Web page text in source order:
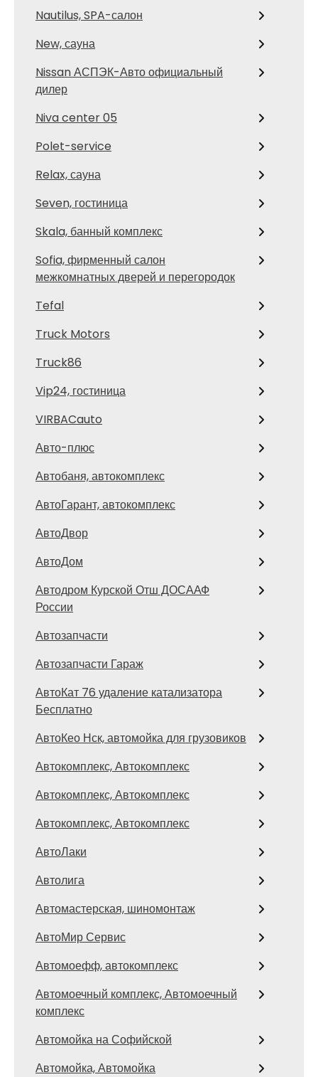
Nautilus, SPA-салон
New, сауна
Nissan АСПЭК-Авто официальный
дилер
Niva center 05
Polet-service
Relax, сауна
Seven, гостиница
Skala, банный комплекс
Sofia, фирменный салон
межкомнатных дверей и перегородок
Tefal
Truck Motors
Truck86
Vip24, гостиница
VIRBACauto
Авто-плюс
Автобаня, автокомплекс
АвтоГарант, автокомплекс
АвтоДвор
АвтоДом
Автодром Курской Отш ДОСААФ
России
Автозапчасти
Автозапчасти Гараж
АвтоКат 76 удаление катализатора
Бесплатно
АвтоКео Нск, автомойка для грузовиков
Автокомплекс, Автокомплекс
Автокомплекс, Автокомплекс
Автокомплекс, Автокомплекс
АвтоЛаки
Автолига
Автомастерская, шиномонтаж
АвтоМир Сервис
Автомоефф, автокомплекс
Автомоечный комплекс, Автомоечный
комплекс
Автомойка на Софийской
Автомойка, Автомойка